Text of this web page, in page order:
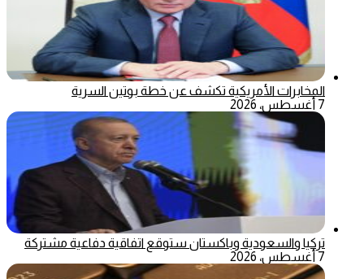
المخابرات الأمريكية تكشف عن خطة بوتين السرية
7 أغسطس، 2026
تركيا والسعودية وباكستان ستوقع اتفاقية دفاعية مشتركة
7 أغسطس، 2026